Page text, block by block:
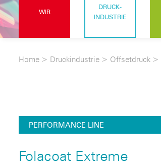
WIR
DRUCK-
INDUSTRIE
Home > Druckindustrie > Offsetdruck >
PERFORMANCE LINE
Folacoat Extreme